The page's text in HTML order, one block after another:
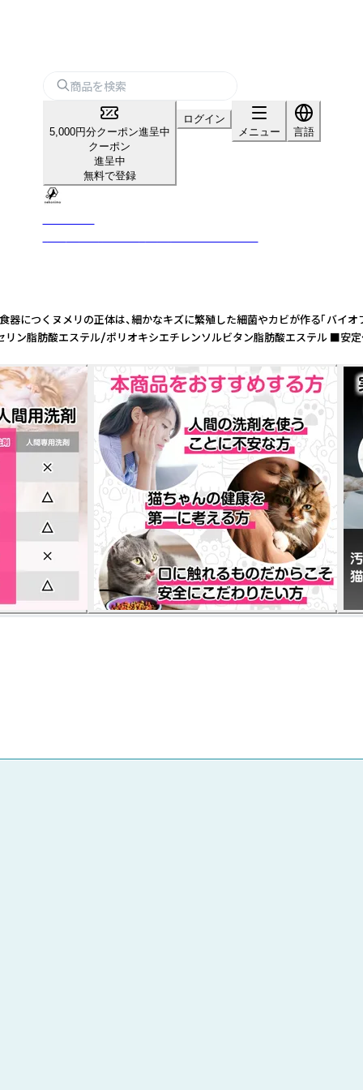
5,000円分クーポン進呈中
クーポン
進呈中
無料で登録
ログイン
メニュー
言語
ヌメリの正体は、細かなキズに繁殖した細菌やカビが作る「バ
脂肪酸エステル/ポリオキシエチレンソルビタン脂肪酸エステル